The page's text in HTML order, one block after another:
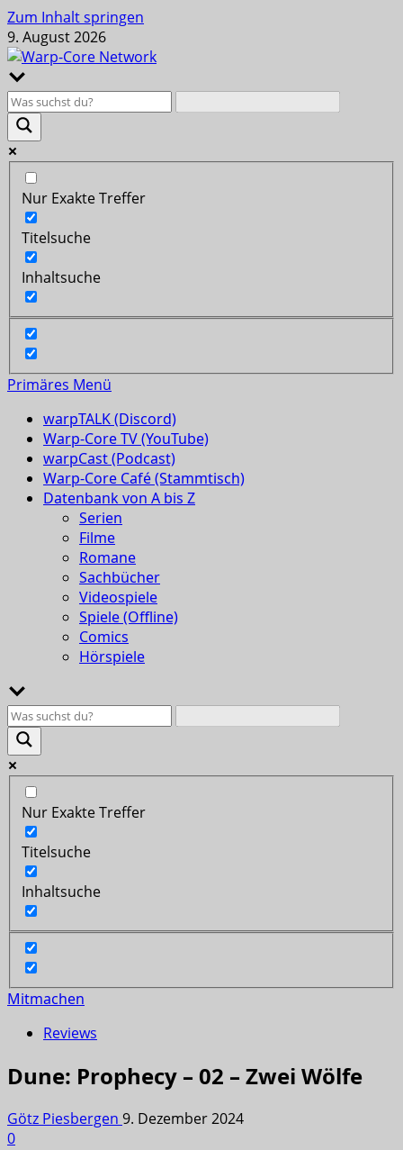
Zum Inhalt springen
9. August 2026
Nur Exakte Treffer
Titelsuche
Inhaltsuche
Primäres Menü
warpTALK (Discord)
Warp-Core TV (YouTube)
warpCast (Podcast)
Warp-Core Café (Stammtisch)
Datenbank von A bis Z
Serien
Filme
Romane
Sachbücher
Videospiele
Spiele (Offline)
Comics
Hörspiele
Nur Exakte Treffer
Titelsuche
Inhaltsuche
Mitmachen
Reviews
Dune: Prophecy – 02 – Zwei Wölfe
Götz Piesbergen 9. Dezember 2024
0